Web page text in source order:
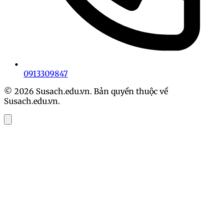
0913309847
© 2026 Susach.edu.vn. Bản quyền thuộc về
Susach.edu.vn.